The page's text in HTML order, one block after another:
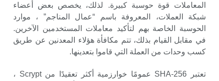
المعاملات قوة حوسبة كبيرة. لذلك، يخصص بعض أعضاء
شبكة العملات، المعروفة باسم “عمال المناجم” ، موارد
الحوسبة الخاصة بهم لتأكيد معاملات المستخدمين الآخرين.
في مقابل القيام بذلك، تتم مكافأة هؤلاء المعدنين عن طريق
كسب وحدات من العملة التي قاموا بتعدينها.
تعتبر SHA-256 عمومًا خوارزمية أكثر تعقيدًا من Scrypt ،